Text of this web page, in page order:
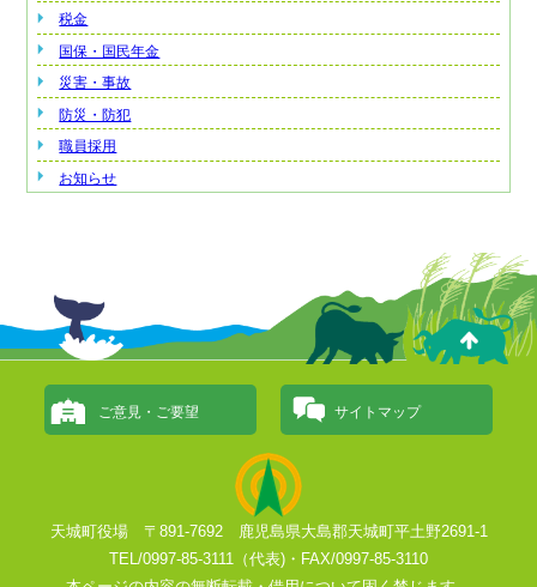
税金
国保・国民年金
災害・事故
防災・防犯
職員採用
お知らせ
ご意見・ご要望 サイトマップ
天城町役場 〒891-7692 鹿児島県大島郡天城町平土野2691-1
TEL/0997-85-3111（代表)・FAX/0997-85-3110